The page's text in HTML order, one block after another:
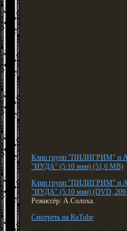
Клип групп "ПИЛИГРИМ" и
"ИУДА" (5:10 мин) (51,6 MB)
Клип групп "ПИЛИГРИМ" и
"ИУДА" (5:10 мин) (DVD,
Режиссёр: А.Солоха.
Смотреть на RuTube